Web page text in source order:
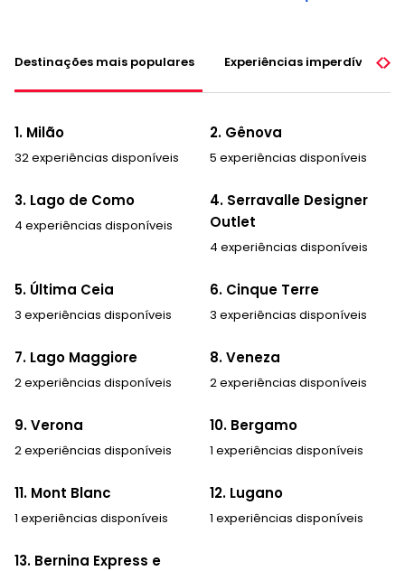
Destinações mais populares Experiências imperdíveis
1. Milão
32 experiências disponíveis
2. Gênova
5 experiências disponíveis
3. Lago de Como
4 experiências disponíveis
4. Serravalle Designer
Outlet
4 experiências disponíveis
5. Última Ceia
3 experiências disponíveis
6. Cinque Terre
3 experiências disponíveis
7. Lago Maggiore
2 experiências disponíveis
8. Veneza
2 experiências disponíveis
9. Verona
2 experiências disponíveis
10. Bergamo
1 experiências disponíveis
11. Mont Blanc
1 experiências disponíveis
12. Lugano
1 experiências disponíveis
13. Bernina Express e